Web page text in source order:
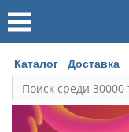
Каталог Доставка